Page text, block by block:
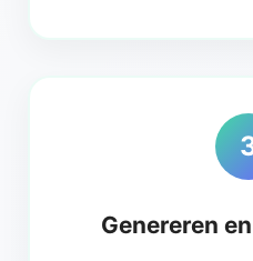
Genereren